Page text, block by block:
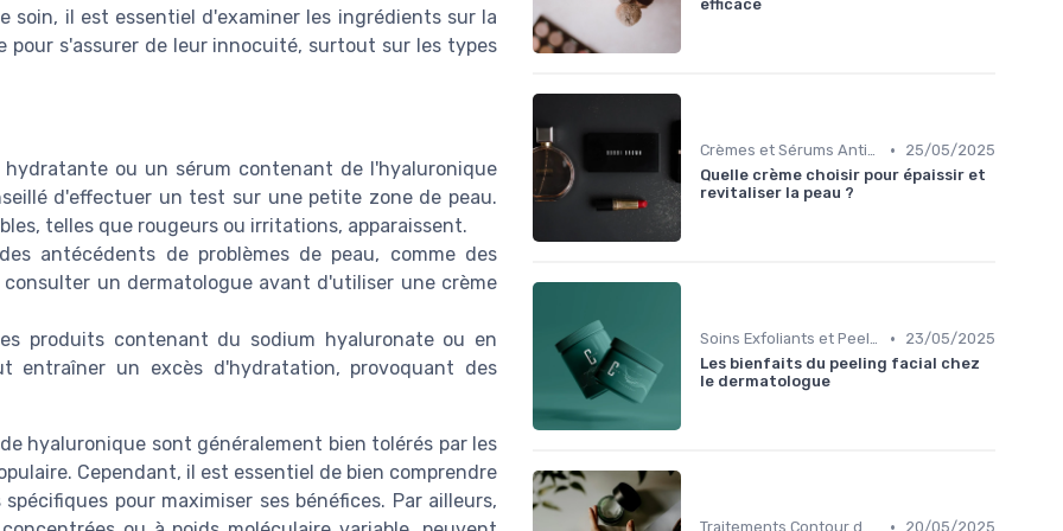
soin, il est essentiel d'examiner les ingrédients sur la
s'assurer de leur innocuité, surtout sur les types
ou un sérum contenant de l'hyaluronique
d'effectuer un test sur une petite zone de peau.
telles que rougeurs ou irritations, apparaissent.
antécédents de problèmes de peau, comme des
un dermatologue avant d'utiliser une crème
produits contenant du sodium hyaluronate ou en
entraîner un excès d'hydratation, provoquant des
hyaluronique sont généralement bien tolérés par les
Cependant, il est essentiel de bien comprendre
pour maximiser ses bénéfices. Par ailleurs,
efficace
Crèmes et Sérums Anti-Rides •
25/05/2025
Quelle crème choisir pour épaissir et
revitaliser la peau ?
Soins Exfoliants et Peeling •
23/05/2025
Les bienfaits du peeling facial chez
le dermatologue
20/05/2025